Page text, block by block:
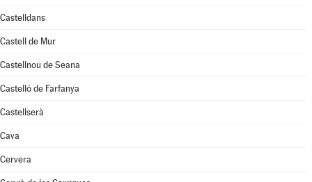
Castelldans
Castell de Mur
Castellnou de Seana
Castelló de Farfanya
Castellserà
Cava
Cervera